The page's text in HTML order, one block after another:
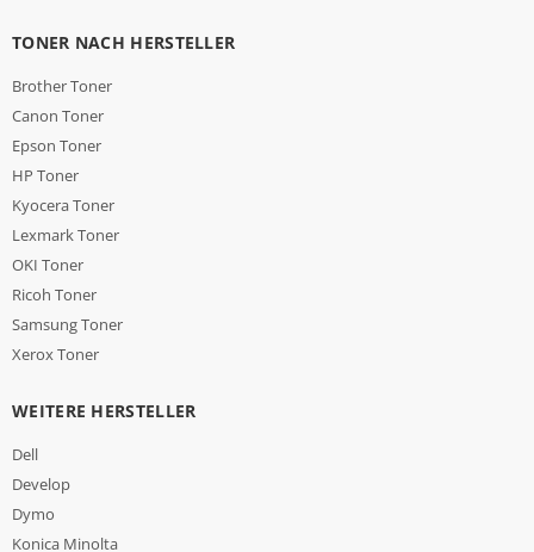
TONER NACH HERSTELLER
Brother Toner
Canon Toner
Epson Toner
HP Toner
Kyocera Toner
Lexmark Toner
OKI Toner
Ricoh Toner
Samsung Toner
Xerox Toner
WEITERE HERSTELLER
Dell
Develop
Dymo
Konica Minolta